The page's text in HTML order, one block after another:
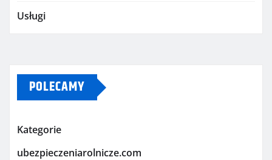
Usługi
POLECAMY
Kategorie
ubezpieczeniarolnicze.com